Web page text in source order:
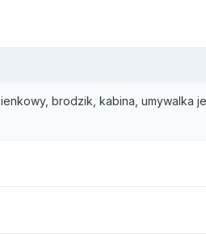
brodzik, kabina, umywalka